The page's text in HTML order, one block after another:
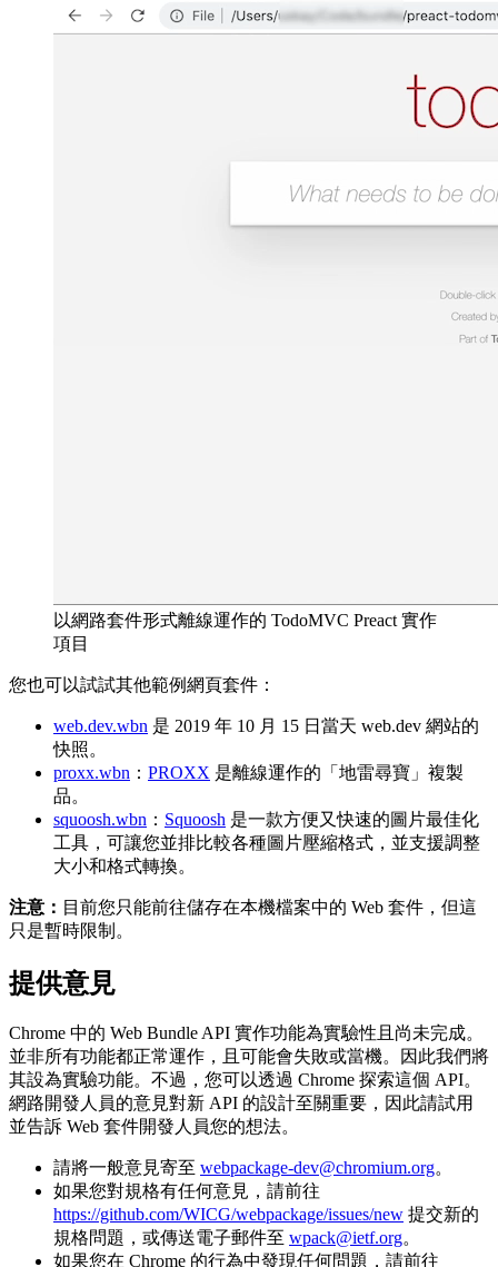
以網路套件形式離線運作的 TodoMVC Preact 實作
項目
您也可以試試其他範例網頁套件：
web.dev.wbn 是 2019 年 10 月 15 日當天 web.dev 網站的
快照。
proxx.wbn ： PROXX 是離線運作的「地雷尋寶」複製
品。
squoosh.wbn ： Squoosh 是一款方便又快速的圖片最佳化
工具，可讓您並排比較各種圖片壓縮格式，並支援調整
大小和格式轉換。
注意： 目前您只能前往儲存在本機檔案中的 Web 套件，但這
只是暫時限制。
提供意見
Chrome 中的 Web Bundle API 實作功能為實驗性且尚未完成。
並非所有功能都正常運作，且可能會失敗或當機。因此我們將
其設為實驗功能。不過，您可以透過 Chrome 探索這個 API。
網路開發人員的意見對新 API 的設計至關重要，因此請試用
並告訴 Web 套件開發人員您的想法。
請將一般意見寄至 webpackage-dev@chromium.org。
如果您對規格有任何意見，請前往
https://github.com/WICG/webpackage/issues/new 提交新的
規格問題，或傳送電子郵件至 wpack@ietf.org。
如果您在 Chrome 的行為中發現任何問題，請前往